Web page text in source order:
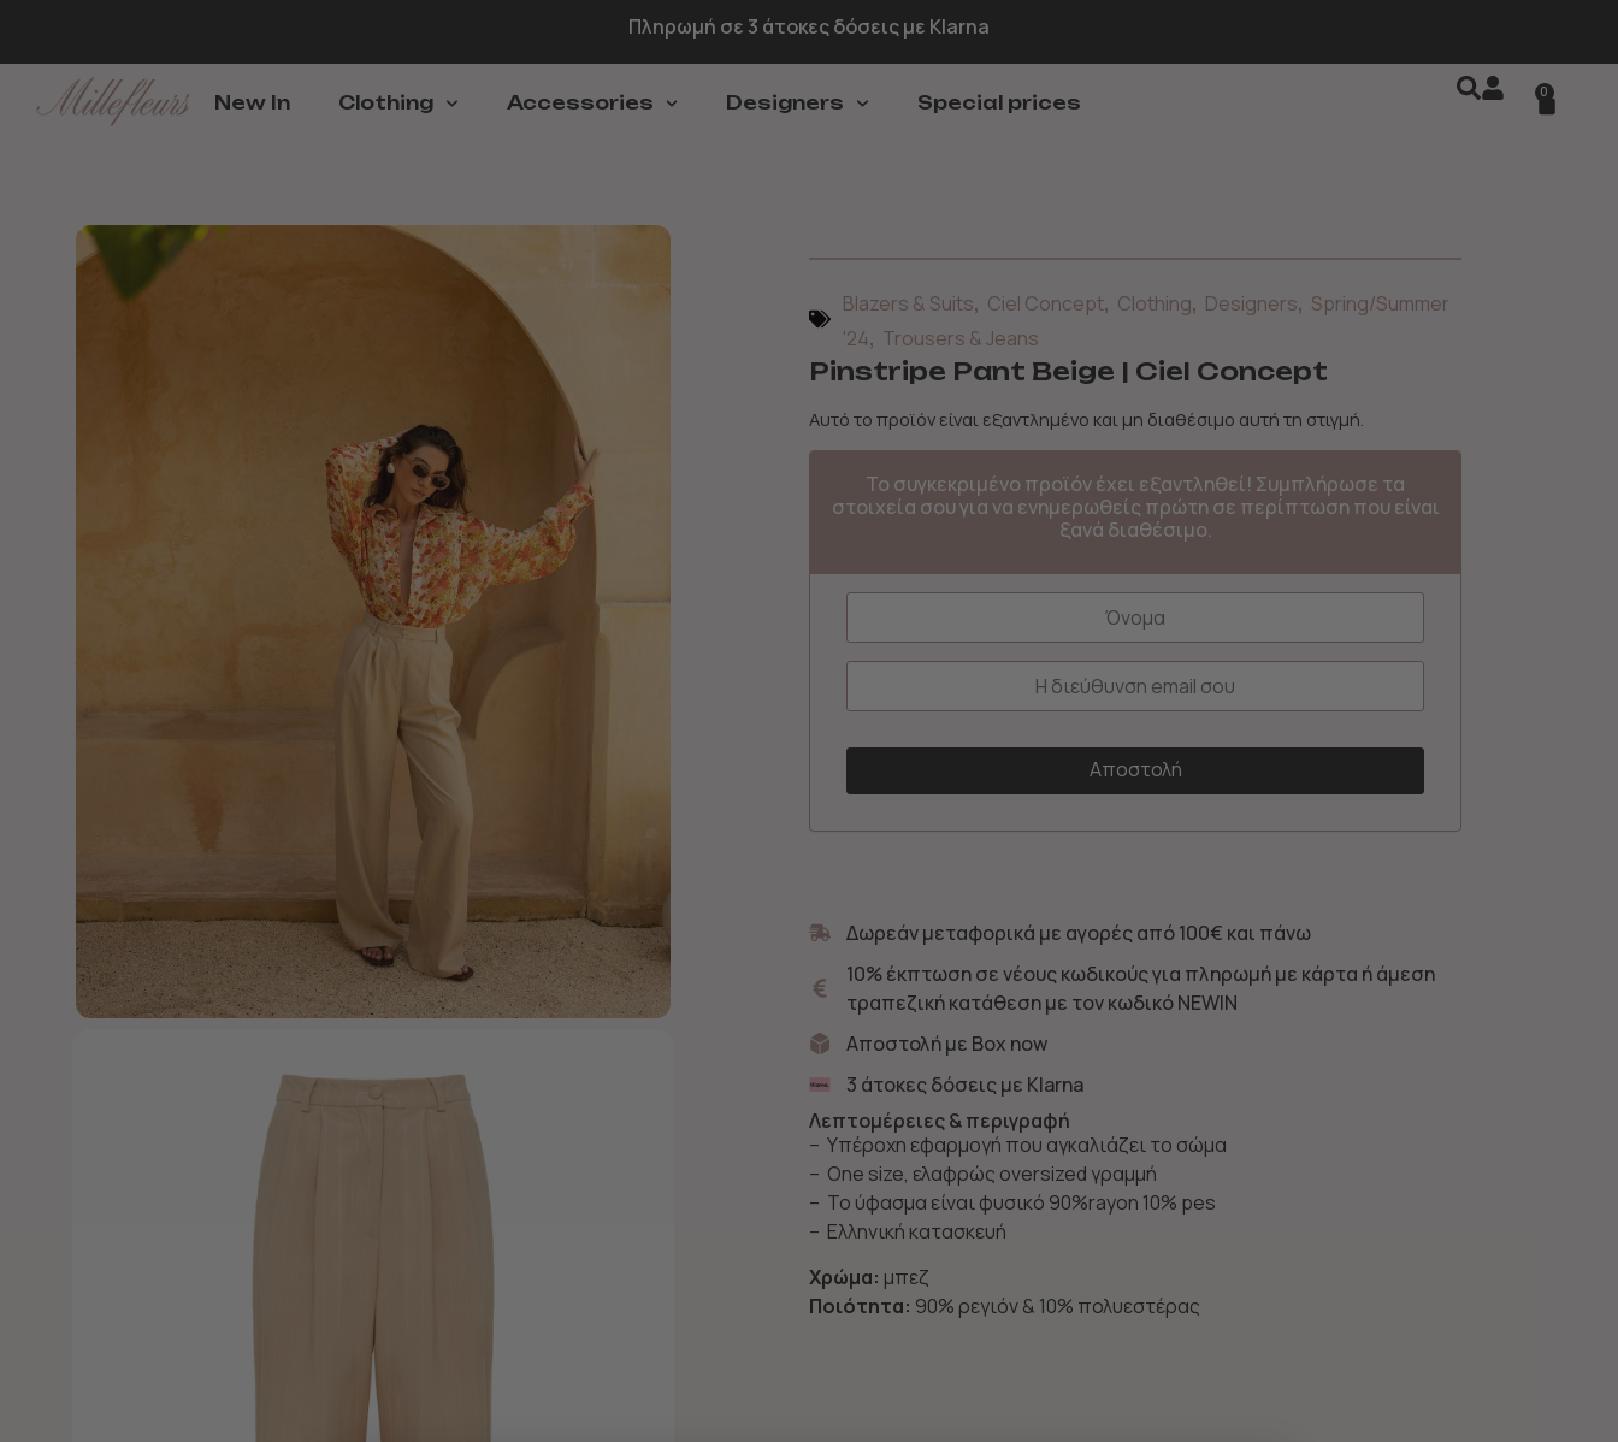
Πληρωμή σε 3 άτοκες δόσεις με Klarna
New In Clothing Accessories Designers Special prices 0
Blazers & Suits, Ciel Concept, Clothing, Designers, Spring/Summer
'24, Trousers & Jeans
Pinstripe Pant Beige | Ciel Concept
Αυτό το προϊόν είναι εξαντλημένο και μη διαθέσιμο αυτή τη στιγμή.
Το συγκεκριμένο προϊόν έχει εξαντληθεί! Συμπλήρωσε τα
στοιχεία σου για να ενημερωθείς πρώτη σε περίπτωση που είναι
ξανά διαθέσιμο.
Δωρεάν μεταφορικά με αγορές από 100€ και πάνω
10% έκπτωση σε νέους κωδικούς για πληρωμή με κάρτα ή άμεση
τραπεζική κατάθεση με τον κωδικό NEWIN
Αποστολή με Box now
3 άτοκες δόσεις με Klarna
Λεπτομέρειες & περιγραφή
– Υπέροχη εφαρμογή που αγκαλιάζει το σώμα
– Οne size, ελαφρώς oversized γραμμή
– To ύφασμα είναι φυσικό 90%rayon 10% pes
– Ελληνική κατασκευή
Χρώμα: μπεζ
Ποιότητα: 90% ρεγιόν & 10% πολυεστέρας